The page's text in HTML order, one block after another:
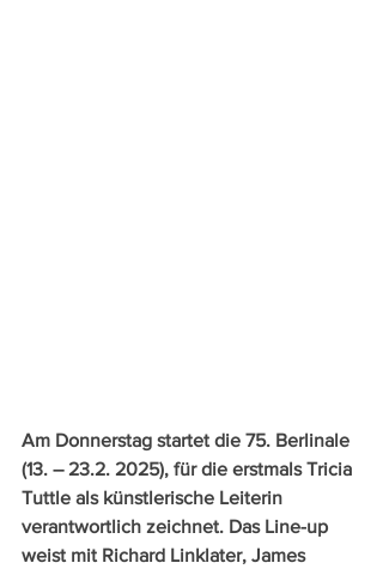
Am Donnerstag startet die 75. Berlinale
(13. – 23.2. 2025), für die erstmals Tricia
Tuttle als künstlerische Leiterin
verantwortlich zeichnet. Das Line-up
weist mit Richard Linklater, James